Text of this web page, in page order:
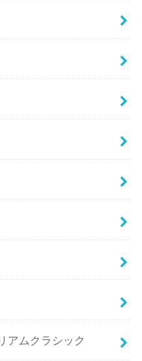
アムクラシック